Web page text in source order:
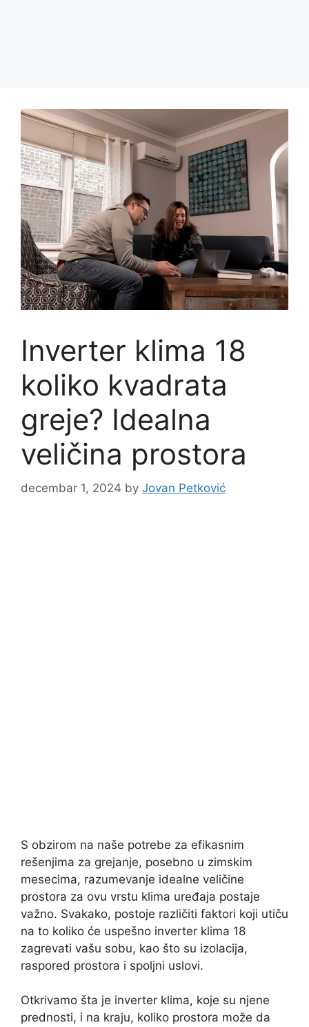
Inverter klima 18
koliko kvadrata
greje? Idealna
veličina prostora
decembar 1, 2024 by Jovan Petković
S obzirom na naše potrebe za efikasnim
rešenjima za grejanje, posebno u zimskim
mesecima, razumevanje idealne veličine
prostora za ovu vrstu klima uređaja postaje
važno. Svakako, postoje različiti faktori koji utiču
na to koliko će uspešno inverter klima 18
zagrevati vašu sobu, kao što su izolacija,
raspored prostora i spoljni uslovi.
Otkrivamo šta je inverter klima, koje su njene
prednosti, i na kraju, koliko prostora može da